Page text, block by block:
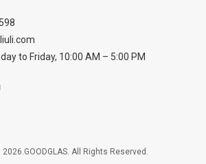
to Friday, 10:00 AM – 5:00 PM
All Rights Reserved.